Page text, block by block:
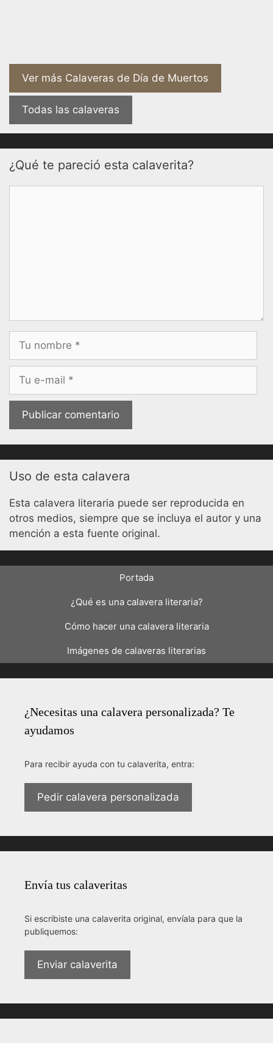
Ver más Calaveras de Día de Muertos
Todas las calaveras
¿Qué te pareció esta calaverita?
electrónico
Uso de esta calavera
Esta calavera literaria puede ser reproducida en
otros medios, siempre que se incluya el autor y una
mención a esta fuente original.
Portada
¿Qué es una calavera literaria?
Cómo hacer una calavera literaria
Imágenes de calaveras literarias
¿Necesitas una calavera personalizada? Te
ayudamos
Para recibir ayuda con tu calaverita, entra:
Pedir calavera personalizada
Envía tus calaveritas
Si escribiste una calaverita original, envíala para que la
publiquemos:
Enviar calaverita